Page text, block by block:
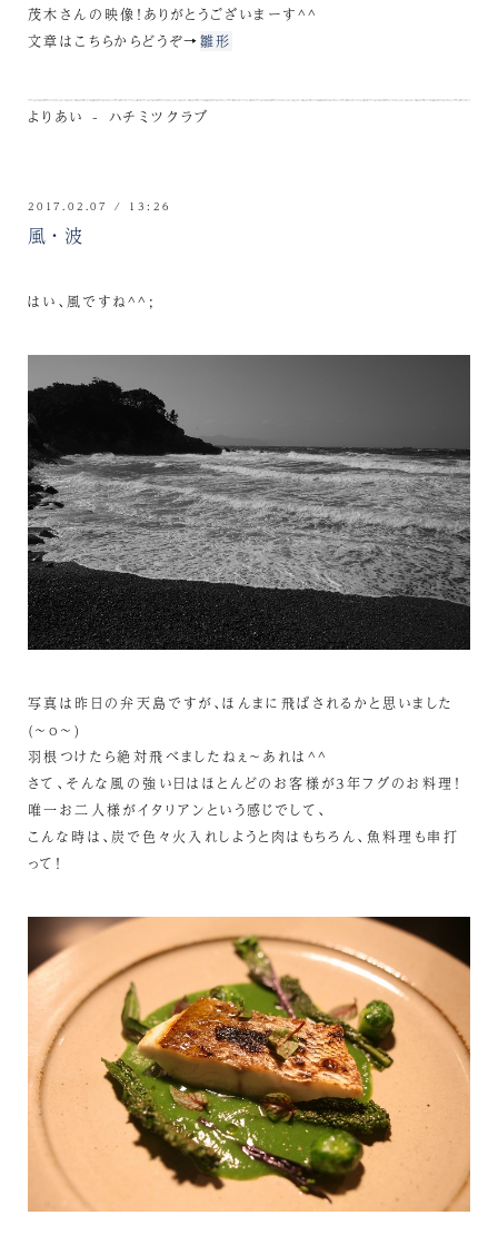
茂木さんの映像！ありがとうございまーす^^
文章はこちらからどうぞ→雛形
よりあい - ハチミツクラブ
2017.02.07 / 13:26
風・波
はい、風ですね^^;
写真は昨日の弁天島ですが、ほんまに飛ばされるかと思いました
(~o~)
羽根つけたら絶対飛べましたねぇ～あれは^^
さて、そんな風の強い日はほとんどのお客様が3年フグのお料理！
唯一お二人様がイタリアンという感じでして、
こんな時は、炭で色々火入れしようと肉はもちろん、魚料理も串打
って！